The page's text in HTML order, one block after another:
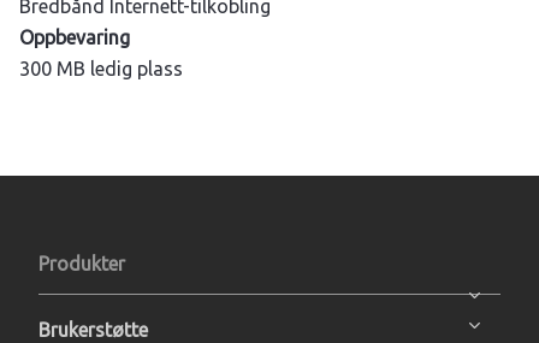
Bredbånd Internett-tilkobling
Oppbevaring
300 MB ledig plass
Produkter
Brukerstøtte